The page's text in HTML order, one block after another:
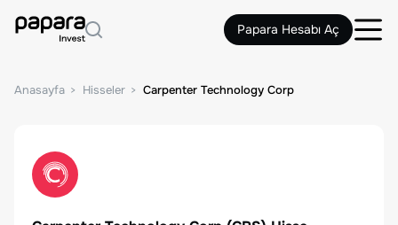
Papara Hesabı Aç
Anasayfa Hisseler Carpenter Technology Corp